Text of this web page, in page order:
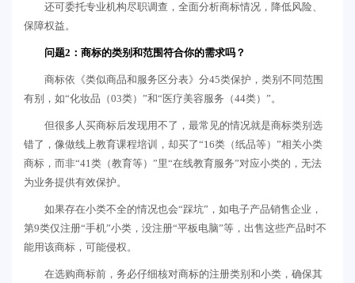
还可委托专业机构尽职调查，全面分析商标情况，降低风险、
保障权益。
问题2：商标的类别和范围符合你的需求吗？
商标依《类似商品和服务区分表》分45类保护，类别不同范围
有别，如“化妆品（03类）”和“医疗美容服务（44类）”。
但很多人买商标后发现用不了，最常见的情况就是商标类别选
错了，像做线上教育课程培训，却买了“16类（纸品等）”相关小类
商标，而非“41类（教育等）”里“在线教育服务”对应小类的，无法
为业务提供有效保护。
如果存在小类不全的情况也会“踩坑”，如电子产品销售企业，
第9类仅注册“手机”小类，没注册“平板电脑”等，出售这些产品时不
能用该商标，可能侵权。
在选购商标前，务必仔细核对商标的注册类别和小类，确保其